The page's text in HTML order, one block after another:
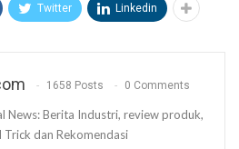
Twitter Linkedin
1658 Posts 0 Comments
News: Berita Industri, review produk,
Trick dan Rekomendasi